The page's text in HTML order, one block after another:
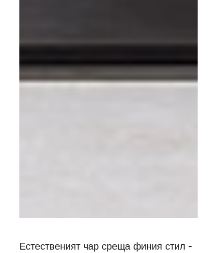
Естественият чар среща финия стил -